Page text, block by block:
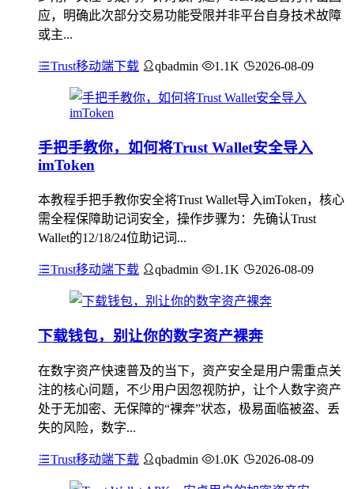
应，明确此次部分交易功能受限并非平台自身技术故障
或主...
Trust移动端下载 qbadmin 1.1K 2026-08-09
手把手教你，如何将Trust Wallet安全导入
imToken
本教程手把手教你安全将Trust Wallet导入imToken，核心
需全程保障助记词安全，操作步骤为：先确认Trust
Wallet的12/18/24位助记词...
Trust移动端下载 qbadmin 1.1K 2026-08-09
下载钱包，别让你的数字资产裸奔
在数字资产快速普及的当下，资产安全是用户需重点关
注的核心问题，不少用户因忽视防护，让个人数字资产
处于无加密、无保障的“裸奔”状态，极易面临被盗、丢
失的风险，数字...
Trust移动端下载 qbadmin 1.0K 2026-08-09